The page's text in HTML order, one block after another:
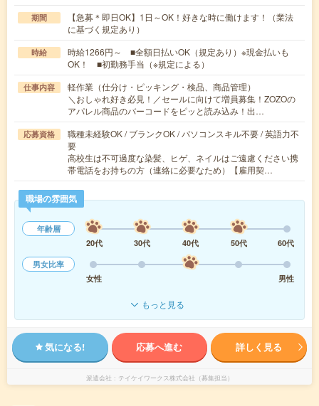
期間
【急募＊即日OK】1日～OK！好きな時に働けます！（業法
に基づく規定あり）
時給
時給1266円～ ■全額日払いOK（規定あり）※現金払いも
OK！ ■初勤務手当（※規定による）
仕事内容
軽作業（仕分け・ピッキング・検品、商品管理）
＼おしゃれ好き必見！／セールに向けて増員募集！ZOZOの
アパレル商品のバーコードをピッと読み込み！出…
応募資格
職種未経験OK / ブランクOK / パソコンスキル不要 / 英語力不
要
高校生は不可過度な染髪、ヒゲ、ネイルはご遠慮ください携
帯電話をお持ちの方（連絡に必要なため）【雇用契…
職場の雰囲気
年齢層
20代
30代 40代 50代
60代
男女比率
女性
男性
もっと見る
気になる! 応募へ進む 詳しく見る
派遣会社 テイケイワークス株式会社（募集担当）